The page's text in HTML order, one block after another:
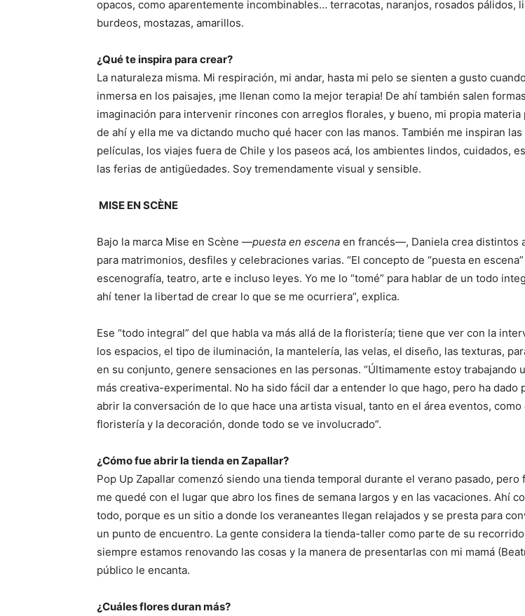
opacos, como aparentemente incombinables… terracotas, naranjos, rosados pálidos,
burdeos, mostazas, amarillos.
¿Qué te inspira para crear?
La naturaleza misma. Mi respiración, mi andar, hasta mi pelo se sienten a gusto
inmersa en los paisajes, ¡me llenan como la mejor terapia! De ahí también salen
imaginación para intervenir rincones con arreglos florales, y bueno, mi propia materia
de ahí y ella me va dictando mucho qué hacer con las manos. También me inspiran las
películas, los viajes fuera de Chile y los paseos acá, los ambientes lindos, cuidados,
las ferias de antigüedades. Soy tremendamente visual y sensible.
MISE EN SCÈNE
Bajo la marca Mise en Scène —puesta en escena en francés—, Daniela crea distintos
para matrimonios, desfiles y celebraciones varias. “El concepto de “puesta en
escenografía, teatro, arte e incluso leyes. Yo me lo “tomé” para hablar de un todo
ahí tener la libertad de crear lo que se me ocurriera”, explica.
Ese “todo integral” del que habla va más allá de la floristería; tiene que ver con la
los espacios, el tipo de iluminación, la mantelería, las velas, el diseño, las texturas,
en su conjunto, genere sensaciones en las personas. “Últimamente estoy trabajando
más creativa-experimental. No ha sido fácil dar a entender lo que hago, pero ha dado
abrir la conversación de lo que hace una artista visual, tanto en el área eventos, como
floristería y la decoración, donde todo se ve involucrado”.
¿Cómo fue abrir la tienda en Zapallar?
Pop Up Zapallar comenzó siendo una tienda temporal durante el verano pasado, pero
me quedé con el lugar que abro los fines de semana largos y en las vacaciones. Ahí
todo, porque es un sitio a donde los veraneantes llegan relajados y se presta para
un punto de encuentro. La gente considera la tienda-taller como parte de su
siempre estamos renovando las cosas y la manera de presentarlas con mi mamá
público le encanta.
¿Cuáles flores duran más?